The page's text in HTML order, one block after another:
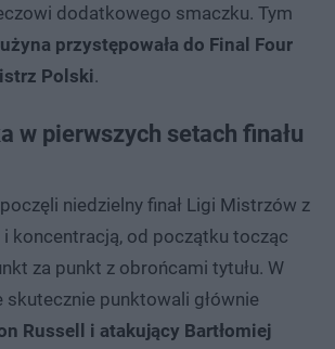
dodatkowego smaczku. Tym
przystępowała do Final Four
Polski.
w pierwszych setach finału
niedzielny finał Ligi Mistrzów z
koncentracją, od początku tocząc
za punkt z obrońcami tytułu. W
skutecznie punktowali głównie
Russell i atakujący Bartłomiej